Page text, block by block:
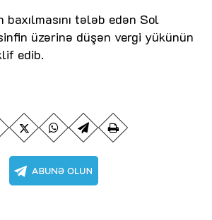
tələb edən Sol
üzərinə düşən vergi yükünün
edib.